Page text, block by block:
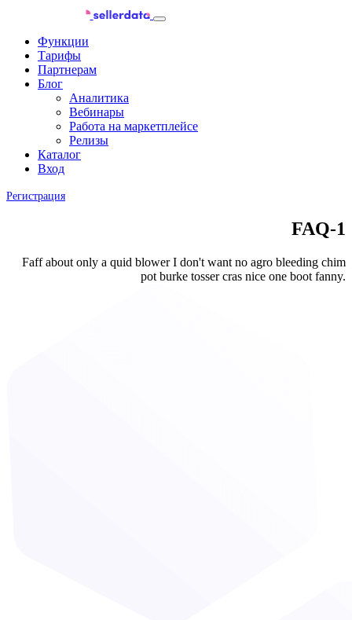
Функции
Тарифы
Партнерам
Блог
Аналитика
Вебинары
Работа на маркетплейсе
Релизы
Каталог
Вход
Регистрация
FAQ-1
Faff about only a quid blower I don't want no agro bleeding chim
pot burke tosser cras nice one boot fanny.